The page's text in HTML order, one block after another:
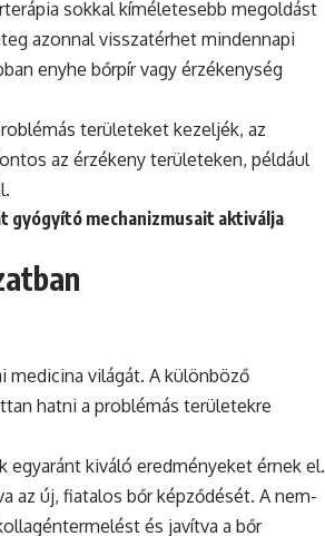
sokkal kíméletesebb megoldást
azonnal visszatérhet mindennapi
enyhe bőrpír vagy érzékenység
területeket kezeljék, az
az érzékeny területeken, például
gyógyító mechanizmusait aktiválja
medicina világát. A különböző
hatni a problémás területekre
egyaránt kiváló eredményeket érnek el.
az új, fiatalos bőr képződését. A nem-
és javítva a bőr